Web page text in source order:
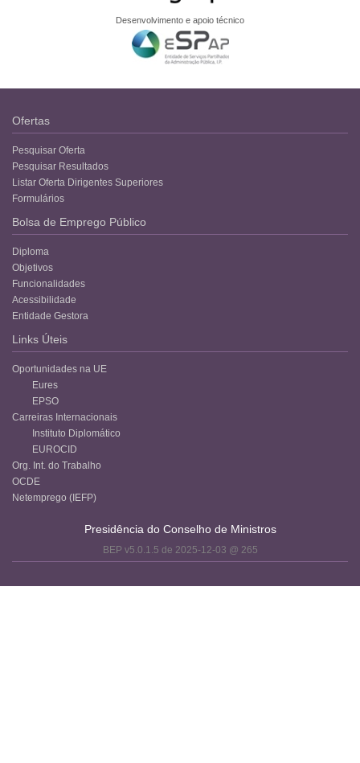
Desenvolvimento e apoio técnico
Ofertas
Pesquisar Oferta
Pesquisar Resultados
Listar Oferta Dirigentes Superiores
Formulários
Bolsa de Emprego Público
Diploma
Objetivos
Funcionalidades
Acessibilidade
Entidade Gestora
Links Úteis
Oportunidades na UE
Eures
EPSO
Carreiras Internacionais
Instituto Diplomático
EUROCID
Org. Int. do Trabalho
OCDE
Netemprego (IEFP)
Presidência do Conselho de Ministros
BEP v5.0.1.5 de 2025-12-03 @ 265